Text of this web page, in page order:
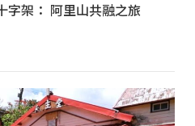
字架： 阿里山共融之旅